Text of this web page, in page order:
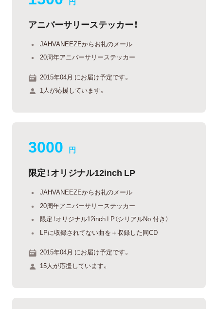
アニバーサリーステッカー！
JAHVANEEZEからお礼のメール
20周年アニバーサリーステッカー
2015年04月 にお届け予定です。
1人が応援しています。
3000 円
限定！オリジナル12inch LP
JAHVANEEZEからお礼のメール
20周年アニバーサリーステッカー
限定！オリジナル12inch LP（シリアルNo.付き）
LPに収録されてない曲を＋収録した同CD
2015年04月 にお届け予定です。
15人が応援しています。